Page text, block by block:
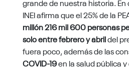
grande de nuestra historia.
INEI afirma que el 25% de la
millón 216 mil 600 personas
solo entre febrero y abrildel
fuera poco, además de las
COVID-19en la salud pública